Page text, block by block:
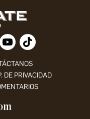
DE PRIVACIDAD